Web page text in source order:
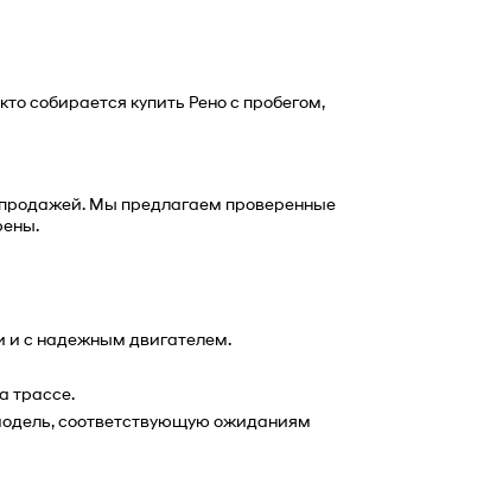
собирается купить Рено с пробегом,
Мы предлагаем проверенные
и с надежным двигателем.
трассе.
соответствующую ожиданиям